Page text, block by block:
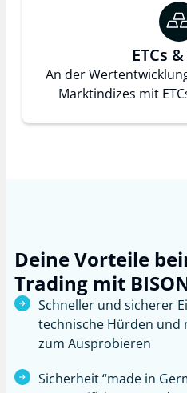
ETCs
An der
Marktindizes mit
Deine Vorteile
Trading mit
Schneller und sicherer
technische Hürden und
zum Ausprobieren
Sicherheit “made in